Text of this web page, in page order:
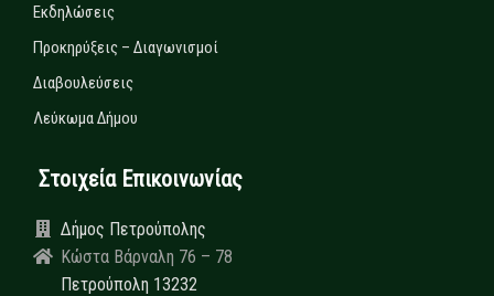
Εκδηλώσεις
Προκηρύξεις – Διαγωνισμοί
Διαβουλεύσεις
Λεύκωμα Δήμου
Στοιχεία Επικοινωνίας
Δήμος Πετρούπολης
Κώστα Βάρναλη 76 – 78
Πετρούπολη 13232